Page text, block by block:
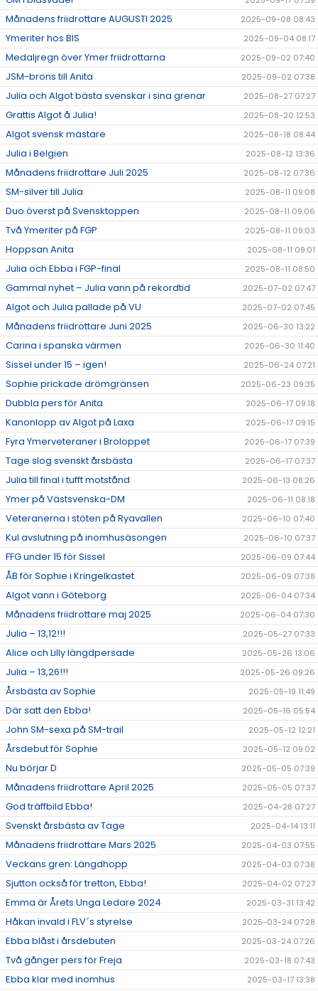
Månadens friidrottare AUGUSTI 2025 2025-09-08 08:43
Ymeriter hos BIS 2025-09-04 08:17
Medaljregn över Ymer friidrottarna 2025-09-02 07:40
JSM-brons till Anita 2025-09-02 07:38
Julia och Algot bästa svenskar i sina grenar 2025-08-27 07:27
Grattis Algot å Julia! 2025-08-20 12:53
Algot svensk mästare 2025-08-18 08:44
Julia i Belgien 2025-08-12 13:36
Månadens friidrottare Juli 2025 2025-08-12 07:36
SM-silver till Julia 2025-08-11 09:08
Duo överst på Svensktoppen 2025-08-11 09:06
Två Ymeriter på FGP 2025-08-11 09:03
Hoppsan Anita 2025-08-11 09:01
Julia och Ebba i FGP-final 2025-08-11 08:50
Gammal nyhet – Julia vann på rekordtid 2025-07-02 07:47
Algot och Julia pallade på VU 2025-07-02 07:45
Månadens friidrottare Juni 2025 2025-06-30 13:22
Carina i spanska värmen 2025-06-30 11:40
Sissel under 15 – igen! 2025-06-24 07:21
Sophie prickade drömgränsen 2025-06-23 09:35
Dubbla pers för Anita 2025-06-17 09:18
Kanonlopp av Algot på Laxa 2025-06-17 09:15
Fyra Ymerveteraner i Broloppet 2025-06-17 07:39
Tage slog svenskt årsbästa 2025-06-17 07:37
Julia till final i tufft motstånd 2025-06-13 08:26
Ymer på Västsvenska-DM 2025-06-11 08:18
Veteranerna i stöten på Ryavallen 2025-06-10 07:40
Kul avslutning på inomhusäsongen 2025-06-10 07:37
FFG under 15 för Sissel 2025-06-09 07:44
ÅB för Sophie i Kringelkastet 2025-06-09 07:38
Algot vann i Göteborg 2025-06-04 07:34
Månadens friidrottare maj 2025 2025-06-04 07:30
Julia – 13,12!!! 2025-05-27 07:33
Alice och Lilly längdpersade 2025-05-26 13:06
Julia – 13,26!!! 2025-05-26 09:26
Årsbästa av Sophie 2025-05-19 11:49
Där satt den Ebba! 2025-05-16 05:54
John SM-sexa på SM-trail 2025-05-12 12:21
Årsdebut för Sophie 2025-05-12 09:02
Nu börjar D 2025-05-05 07:39
Månadens friidrottare April 2025 2025-05-05 07:37
God träffbild Ebba! 2025-04-28 07:27
Svenskt årsbästa av Tage 2025-04-14 13:11
Månadens friidrottare Mars 2025 2025-04-03 07:55
Veckans gren: Längdhopp 2025-04-03 07:38
Sjutton också för tretton, Ebba! 2025-04-02 07:27
Emma är Årets Unga Ledare 2024 2025-03-31 13:42
Håkan invald i FLV´s styrelse 2025-03-24 07:28
Ebba blåst i årsdebuten 2025-03-24 07:26
Två gånger pers för Freja 2025-03-18 07:43
Ebba klar med inomhus 2025-03-17 13:38